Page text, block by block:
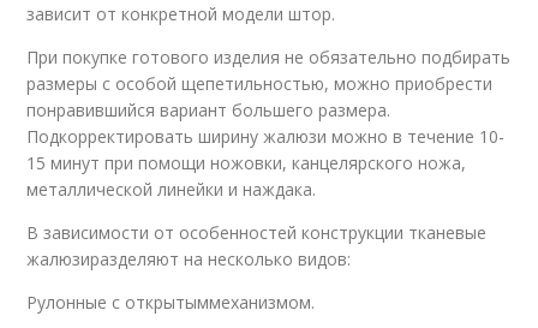
зависит от конкретной модели штор.
При покупке готового изделия не обязательно подбирать
размеры с особой щепетильностью, можно приобрести
понравившийся вариант большего размера.
Подкорректировать ширину жалюзи можно в течение 10-
15 минут при помощи ножовки, канцелярского ножа,
металлической линейки и наждака.
В зависимости от особенностей конструкции тканевые
жалюзиразделяют на несколько видов:
Рулонные с открытыммеханизмом.